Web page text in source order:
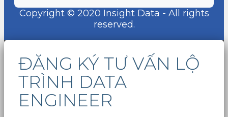
Copyright © 2020 Insight Data - All rights
reserved.
ĐĂNG KÝ TƯ VẤN LỘ
TRÌNH DATA
ENGINEER